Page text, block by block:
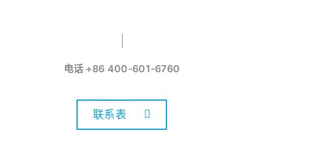
电话 +86 400-601-6760
联系表